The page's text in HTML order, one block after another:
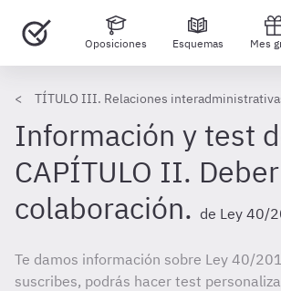
Oposiciones Esquemas Mes
TÍTULO III. Relaciones
Información y test
CAPÍTULO II.
colaboración. de Ley 40/
Te damos información sobre Ley 40/
suscribes, podrás hacer test